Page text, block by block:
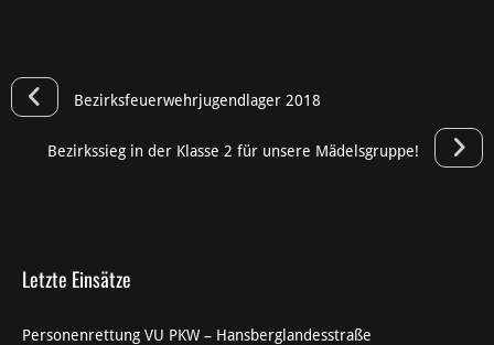
Bezirksfeuerwehrjugendlager 2018
Bezirkssieg in der Klasse 2 für unsere Mädelsgruppe!
Letzte Einsätze
Personenrettung VU PKW – Hansberglandesstraße